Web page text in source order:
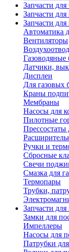
Запчасти
Запчасти
Запчасти
Автоматика
Вентиляторы
Датчики,
Дисплеи
Для газовых
Краны
Мембраны
Насосы для
Пилотные
Прессостаты
Ручки и
Сбросные
Свечи
Смазка для
Термопары
Трубки,
Запчасти
Замки для
Импеллеры
Насосы для
Патрубки